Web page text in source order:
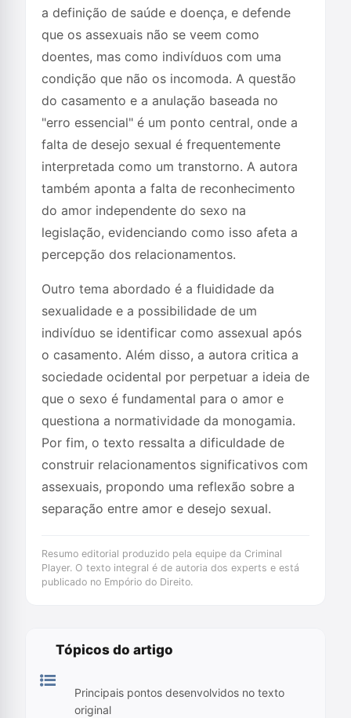
a definição de saúde e doença, e defende
que os assexuais não se veem como
doentes, mas como indivíduos com uma
condição que não os incomoda. A questão
do casamento e a anulação baseada no
"erro essencial" é um ponto central, onde a
falta de desejo sexual é frequentemente
interpretada como um transtorno. A autora
também aponta a falta de reconhecimento
do amor independente do sexo na
legislação, evidenciando como isso afeta a
percepção dos relacionamentos.
Outro tema abordado é a fluididade da
sexualidade e a possibilidade de um
indivíduo se identificar como assexual após
o casamento. Além disso, a autora critica a
sociedade ocidental por perpetuar a ideia de
que o sexo é fundamental para o amor e
questiona a normatividade da monogamia.
Por fim, o texto ressalta a dificuldade de
construir relacionamentos significativos com
assexuais, propondo uma reflexão sobre a
separação entre amor e desejo sexual.
Resumo editorial produzido pela equipe da Criminal
Player. O texto integral é de autoria dos experts e está
publicado no Empório do Direito.
Tópicos do artigo
Principais pontos desenvolvidos no texto
original